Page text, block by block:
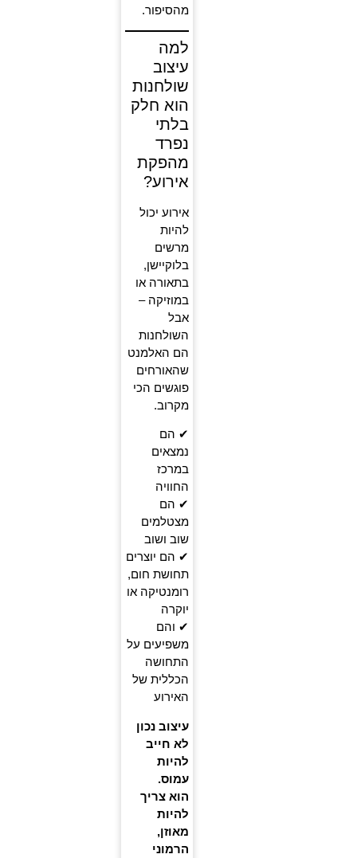
מהסיפור.
למה
עיצוב
שולחנות
הוא חלק
בלתי
נפרד
מהפקת
אירוע?
אירוע יכול
להיות
מרשים
בלוקיישן,
בתאורה או
במוזיקה –
אבל
השולחנות
הם האלמנט
שהאורחים
פוגשים הכי
מקרוב.
✔ הם
נמצאים
במרכז
החוויה
✔ הם
מצטלמים
שוב ושוב
✔ הם יוצרים
תחושת חום,
רומנטיקה או
יוקרה
✔ והם
משפיעים על
התחושה
הכללית של
האירוע
עיצוב נכון
לא חייב
להיות
עמוס.
הוא צריך
להיות
מאוזן,
הרמוני